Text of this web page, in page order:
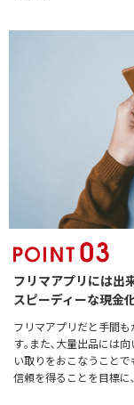
フリマアプリには出
スピーディーな現金
フリマアプリだと手間
す｡また､大量出品には
い取りをおこなうこと
信頼を得ることを目標に